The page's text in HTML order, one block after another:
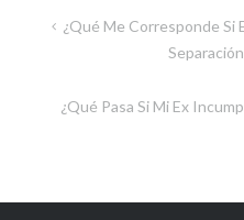
¿Qué Me Corresponde Si
¿Qué Pasa Si Mi Ex